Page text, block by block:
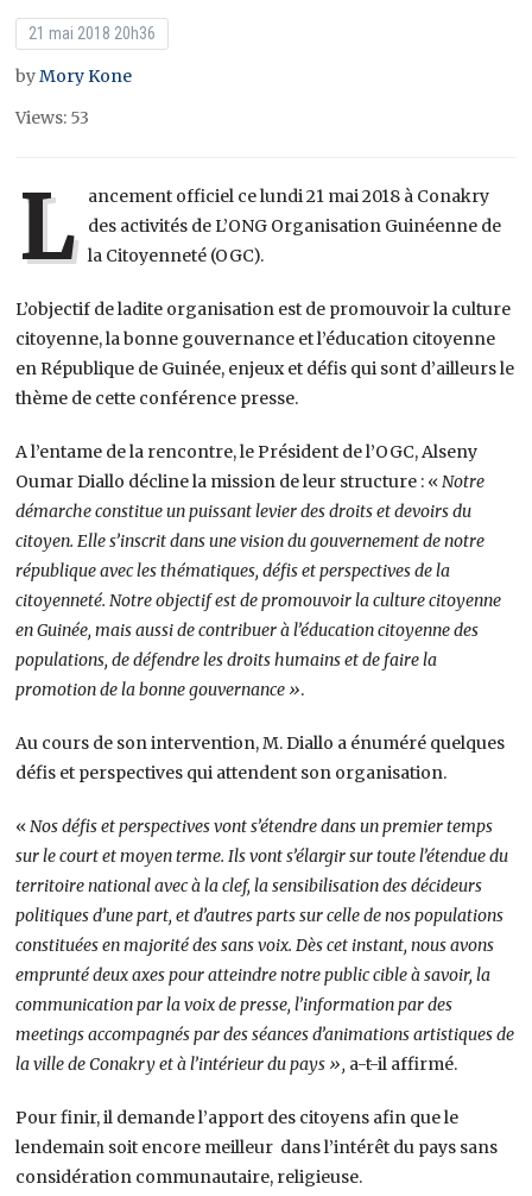
21 mai 2018 20h36
byMory Kone
Views: 53
L ancement officiel ce lundi 21 mai 2018 à Conakry
des activités de L’ONG Organisation Guinéenne de
la Citoyenneté (OGC).
L’objectif de ladite organisation est de promouvoir la culture
citoyenne, la bonne gouvernance et l’éducation citoyenne
en République de Guinée, enjeux et défis qui sont d’ailleurs le
thème de cette conférence presse.
A l’entame de la rencontre, le Président de l’OGC, Alseny
Oumar Diallo décline la mission de leur structure : « Notre
démarche constitue un puissant levier des droits et devoirs du
citoyen. Elle s’inscrit dans une vision du gouvernement de notre
république avec les thématiques, défis et perspectives de la
citoyenneté. Notre objectif est de promouvoir la culture citoyenne
en Guinée, mais aussi de contribuer à l’éducation citoyenne des
populations, de défendre les droits humains et de faire la
promotion de la bonne gouvernance ».
Au cours de son intervention, M. Diallo a énuméré quelques
défis et perspectives qui attendent son organisation.
« Nos défis et perspectives vont s’étendre dans un premier temps
sur le court et moyen terme. Ils vont s’élargir sur toute l’étendue du
territoire national avec à la clef, la sensibilisation des décideurs
politiques d’une part, et d’autres parts sur celle de nos populations
constituées en majorité des sans voix. Dès cet instant, nous avons
emprunté deux axes pour atteindre notre public cible à savoir, la
communication par la voix de presse, l’information par des
meetings accompagnés par des séances d’animations artistiques de
la ville de Conakry et à l’intérieur du pays », a-t-il affirmé.
Pour finir, il demande l’apport des citoyens afin que le
lendemain soit encore meilleur dans l’intérêt du pays sans
considération communautaire, religieuse.